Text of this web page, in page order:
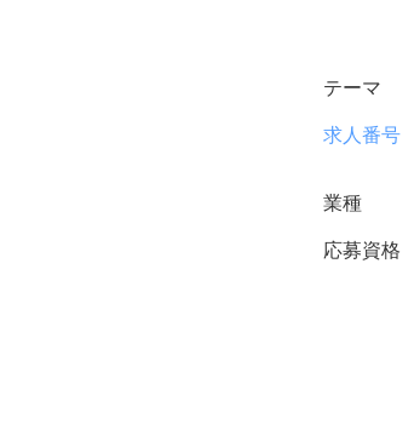
テーマ
求人番号
業種
応募資格